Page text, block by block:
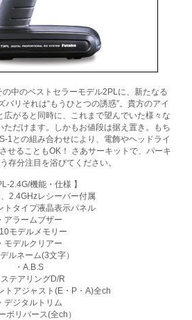
中のベストセラーモデル2PLに、新たなる
リそれは“もうひとつの誘惑”。貴方のアイ
がると同時に、これまで望んでいた様々な
ただけます。しかもお値段は据え置き。もち
1との組み合わせにより、電飾やヘッドライ
せることもOK！ さあサーキットで、パーキ
存分注目を浴びてください。
2.4G/機能・仕様 】
、2.4GHzレシーバー付属
トタイプ液晶表示パネル
・アラームブザー
10モデルメモリー
・モデルクリアー
デルネーム(3文字）
・A.B.S
ステアリングD/R
トアジャスト(E・P・A)全ch
・デジタルトリム
ボリバース(全ch）